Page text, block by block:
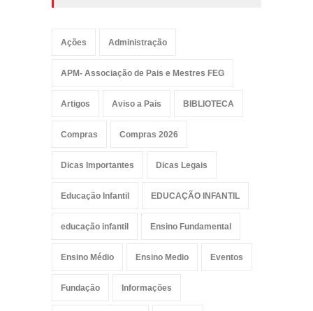
Ações Administração
APM- Associação de Pais e Mestres FEG
Artigos Aviso a Pais BIBLIOTECA
Compras Compras 2026
Dicas Importantes Dicas Legais
Educação Infantil EDUCAÇÃO INFANTIL
educação infantil Ensino Fundamental
Ensino Médio Ensino Medio Eventos
Fundação Informações